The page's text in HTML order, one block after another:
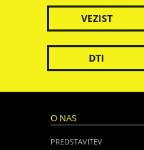
VEZIST
DTI
O NAS
PREDSTAVITEV